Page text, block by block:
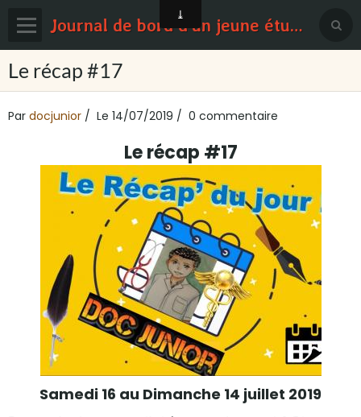
Journal de bord d'un jeune étudiant en médecine
Page d'accueil
Sondages
Le récap #17
Par docjunior Le 14/07/2019 0 commentaire
Le récap #17
Samedi 16 au Dimanche 14 juillet 2019